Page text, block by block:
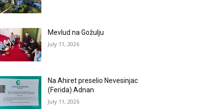
Mevlud na Gožulju
July 11, 2026
Na Ahiret preselio Nevesinjac
(Ferida) Adnan
July 11, 2026